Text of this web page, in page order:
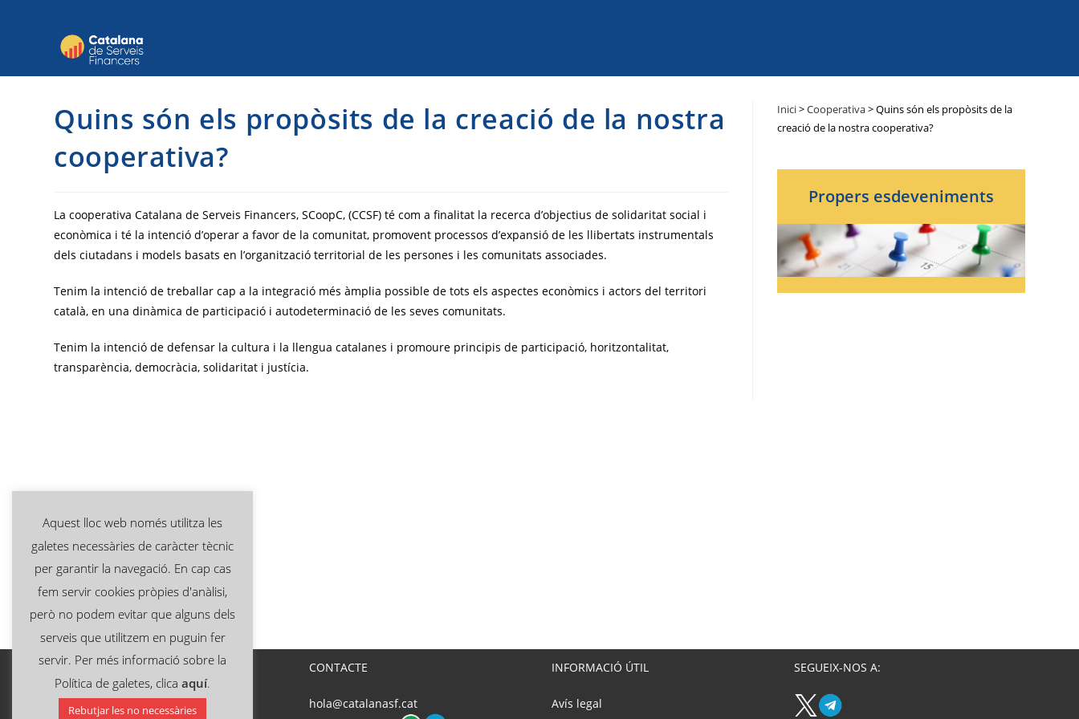
Quins són els propòsits de la creació de la nostra
cooperativa?
La cooperativa Catalana de Serveis Financers, SCoopC, (CCSF) té com a finalitat la recerca d’objectius de solidaritat social i
econòmica i té la intenció d’operar a favor de la comunitat, promovent processos d’expansió de les llibertats instrumentals
dels ciutadans i models basats en l’organització territorial de les persones i les comunitats associades.
Tenim la intenció de treballar cap a la integració més àmplia possible de tots els aspectes econòmics i actors del territori
català, en una dinàmica de participació i autodeterminació de les seves comunitats.
Tenim la intenció de defensar la cultura i la llengua catalanes i promoure principis de participació, horitzontalitat,
transparència, democràcia, solidaritat i justícia.
Inici>Cooperativa>Quins són els propòsits de la
creació de la nostra cooperativa?
Propers esdeveniments
CONTACTE
hola@catalanasf.cat
INFORMACIÓ ÚTIL
Avís legal
SEGUEIX-NOS A:
Aquest lloc web només utilitza les
galetes necessàries de caràcter tècnic
per garantir la navegació. En cap cas
fem servir cookies pròpies d'anàlisi,
però no podem evitar que alguns dels
serveis que utilitzem en puguin fer
servir. Per més informació sobre la
Política de galetes, clica aquí.
Rebutjar les no necessàries